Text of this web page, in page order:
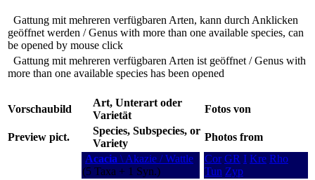
Gattung mit mehreren verfügbaren Arten, kann durch Anklicken
geöffnet werden / Genus with more than one available species, can
be opened by mouse click
Gattung mit mehreren verfügbaren Arten ist geöffnet / Genus with
more than one available species has been opened
Vorschaubild
Art, Unterart oder
Varietät
Fotos von
Preview pict.
Species, Subspecies, or
Variety
Photos from
Acacia \ Akazie / Wattle
(5 Taxa + 1 Syn.)
Cor GR I Kre Rho
Tun Zyp